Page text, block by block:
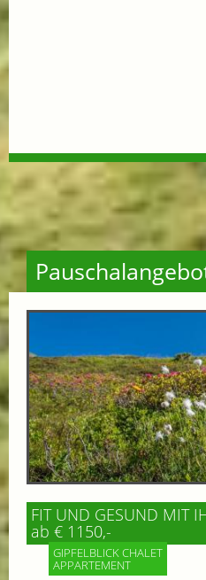
FIT UND GESUND MIT
ab € 1150,-
GIPFELBLICK CHALET
APPARTEMENT